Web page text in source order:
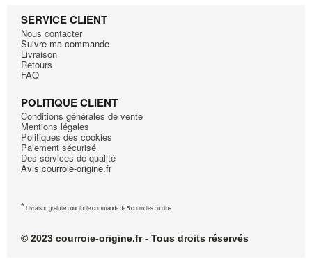
SERVICE CLIENT
Nous contacter
Suivre ma commande
Livraison
Retours
FAQ
POLITIQUE CLIENT
Conditions générales de vente
Mentions légales
Politiques des cookies
Paiement sécurisé
Des services de qualité
Avis courroie-origine.fr
*Livraison gratuite pour toute commande de 5 courroies ou plus
© 2023 courroie-origine.fr - Tous droits réservés